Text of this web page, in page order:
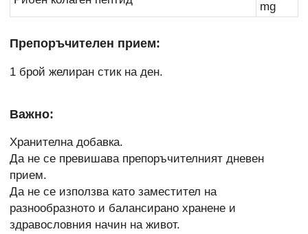
mg
Препоръчителен прием:
1 брой желиран стик на ден.
Важно:
Хранителна добавка.
Да не се превишава препоръчителният дневен
прием.
Да не се използва като заместител на
разнообразното и балансирано хранене и
здравословния начин на живот.